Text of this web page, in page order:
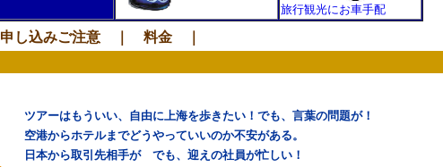
旅行観光にお車手配
申し込みご注意 料金
ツアーはもういい、自由に上海を歩きたい！でも、言葉の問題が！
空港からホテルまでどうやっていいのか不安がある。
日本から取引先相手が でも、迎えの社員が忙しい！